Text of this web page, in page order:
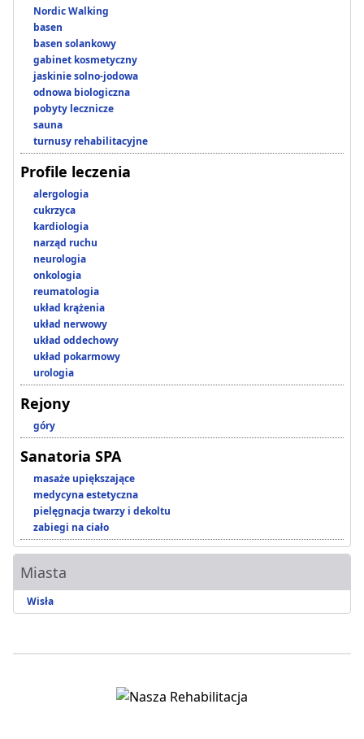
Nordic Walking
basen
basen solankowy
gabinet kosmetyczny
jaskinie solno-jodowa
odnowa biologiczna
pobyty lecznicze
sauna
turnusy rehabilitacyjne
Profile leczenia
alergologia
cukrzyca
kardiologia
narząd ruchu
neurologia
onkologia
reumatologia
układ krążenia
układ nerwowy
układ oddechowy
układ pokarmowy
urologia
Rejony
góry
Sanatoria SPA
masaże upiększające
medycyna estetyczna
pielęgnacja twarzy i dekoltu
zabiegi na ciało
Miasta
Wisła